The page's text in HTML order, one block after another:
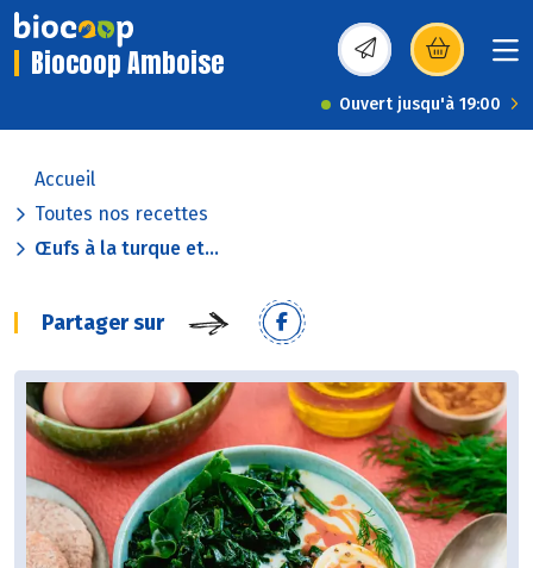
Biocoop Amboise (s’ouvre dans une
Ouvert jusqu'à 19:00
Accueil
Toutes nos recettes
Œufs à la turque et...
Partager sur